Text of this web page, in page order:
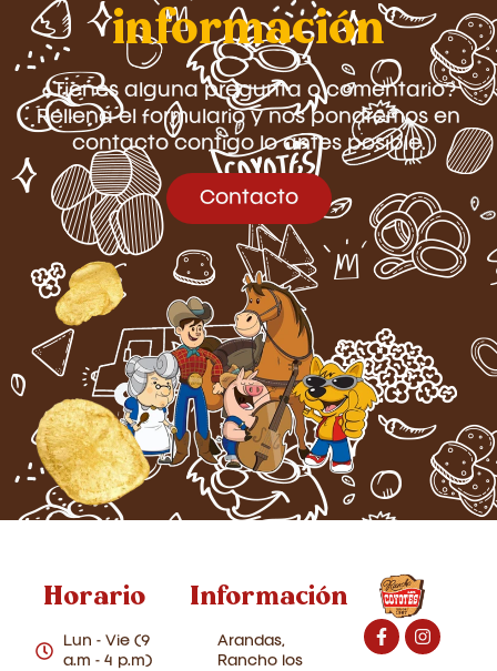
información
¿Tienes alguna pregunta o comentario?
Rellena el formulario y nos pondremos en
contacto contigo lo antes posible.
Contacto
Horario
Lun - Vie (9
a.m - 4 p.m)
Información
Arandas,
Rancho los